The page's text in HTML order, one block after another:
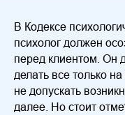
В Кодексе
психолог должен
перед клиентом. Он
делать все только
не допускать
далее. Но стоит